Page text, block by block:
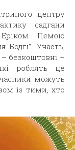
центру
садгани
Пемою
Бодгі”. Участь,
безкоштовні –
роблять це
можуть
із тими, хто